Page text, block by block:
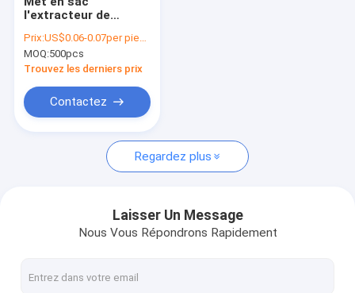
l'extracteur de
de TPU, extracteur
en caoutchouc de
fermeture éclair
vêtements
Prix:US$0.06-0.07per piece
MOQ:500pcs
Trouvez les derniers prix
Contactez
Regardez plus
Laisser Un Message
Nous Vous Répondrons Rapidement